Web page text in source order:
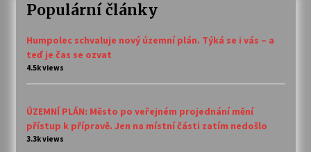
Populární články
Humpolec schvaluje nový územní plán. Týká se i vás – a
teď je čas se ozvat
4.5k views
ÚZEMNÍ PLÁN: Město po veřejném projednání mění
přístup k přípravě. Jen na místní části zatím nedošlo
3.3k views